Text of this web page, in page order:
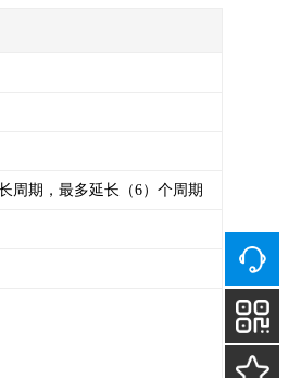
周期，最多延长（6）个周期